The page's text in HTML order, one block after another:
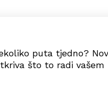
puta tjedno?
što to radi vašem